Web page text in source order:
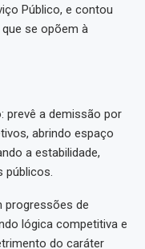
Público, e contou
se opõem à
prevê a demissão por
abrindo espaço
a estabilidade,
públicos.
progressões de
lógica competitiva e
do caráter